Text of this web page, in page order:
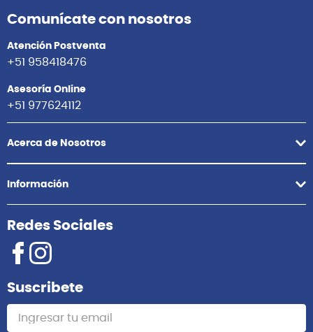
Comunícate con nosotros
Atención Postventa
+51 958418476
Asesoría Online
+51 977624112
Acerca de Nosotros
Información
Redes Sociales
Suscribete